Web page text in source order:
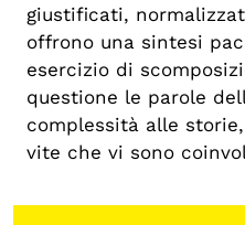
giustificati,
offrono una sintesi
esercizio di
questione le parole
complessità alle
vite che vi sono